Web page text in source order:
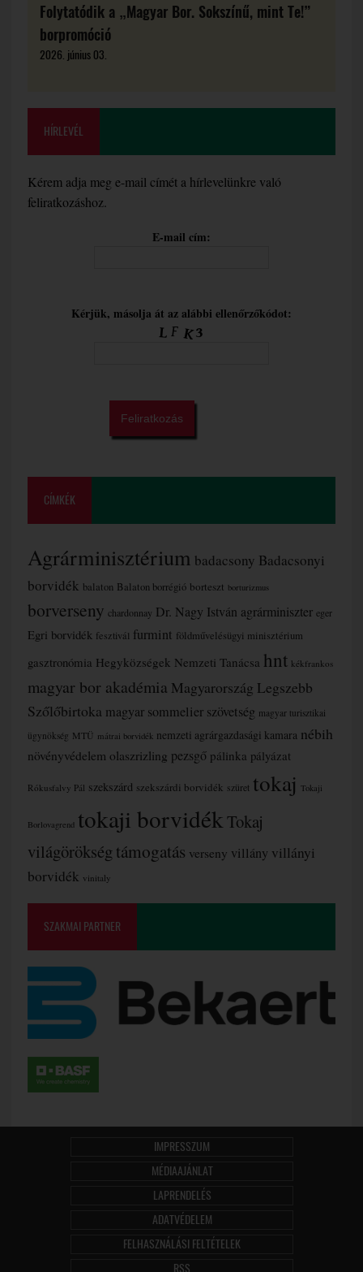
Folytatódik a „Magyar Bor. Sokszínű, mint Te!”
borpromóció
2026. június 03.
HÍRLEVÉL
Kérem adja meg e-mail címét a hírlevelünkre való
feliratkozáshoz.
E-mail cím:
Kérjük, másolja át az alábbi ellenőrzőkódot:
CÍMKÉK
Agrárminisztérium badacsony Badacsonyi
borvidék balaton Balaton borrégió borteszt borturizmus
borverseny chardonnay Dr. Nagy István agrárminiszter eger
Egri borvidék fesztivál furmint földművelésügyi minisztérium
gasztronómia Hegyközségek Nemzeti Tanácsa hnt kékfrankos
magyar bor akadémia Magyarország Legszebb
Szőlőbirtoka magyar sommelier szövetség magyar turisztikai
ügynökség MTÜ mátrai borvidék nemzeti agrárgazdasági kamara nébih
növényvédelem olaszrizling pezsgő pálinka pályázat
Rókusfalvy Pál szekszárd szekszárdi borvidék szüret tokaj Tokaji
Borlovagrend tokaji borvidék Tokaj
világörökségtámogatás verseny villány villányi
borvidék vinitaly
SZAKMAI PARTNER
IMPRESSZUM
MÉDIAAJÁNLAT
LAPRENDELÉS
ADATVÉDELEM
FELHASZNÁLÁSI FELTÉTELEK
RSS